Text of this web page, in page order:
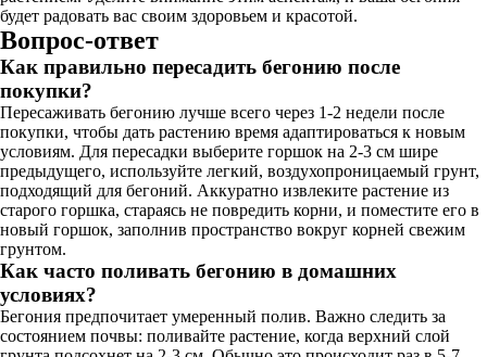
будет радовать вас своим здоровьем и красотой.
Вопрос-ответ
Как правильно пересадить бегонию после
покупки?
Пересаживать бегонию лучше всего через 1-2 недели после
покупки, чтобы дать растению время адаптироваться к новым
условиям. Для пересадки выберите горшок на 2-3 см шире
предыдущего, используйте легкий, воздухопроницаемый грунт,
подходящий для бегоний. Аккуратно извлеките растение из
старого горшка, стараясь не повредить корни, и поместите его в
новый горшок, заполнив пространство вокруг корней свежим
грунтом.
Как часто поливать бегонию в домашних
условиях?
Бегония предпочитает умеренный полив. Важно следить за
состоянием почвы: поливайте растение, когда верхний слой